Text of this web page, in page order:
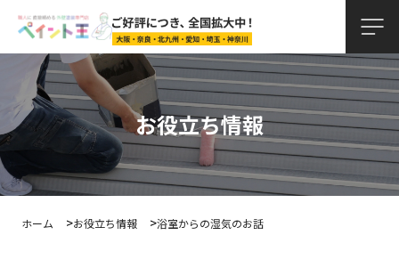
お役立ち情報
ホーム お役立ち情報 浴室からの湿気のお話